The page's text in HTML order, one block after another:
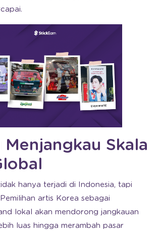
Menjangkau Skala
hanya terjadi di Indonesia, tapi
artis Korea sebagai
lokal akan mendorong jangkauan
luas hingga merambah pasar